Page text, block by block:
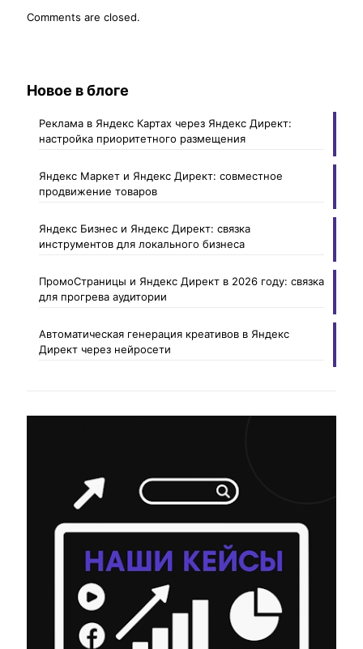
Comments are closed.
Новое в блоге
Реклама в Яндекс Картах через Яндекс Директ:
настройка приоритетного размещения
Яндекс Маркет и Яндекс Директ: совместное
продвижение товаров
Яндекс Бизнес и Яндекс Директ: связка
инструментов для локального бизнеса
ПромоСтраницы и Яндекс Директ в 2026 году: связка
для прогрева аудитории
Автоматическая генерация креативов в Яндекс
Директ через нейросети